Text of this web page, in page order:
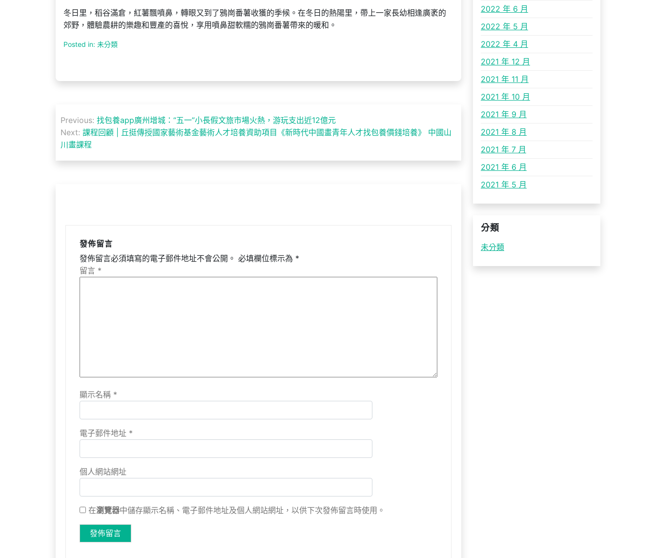
冬日里，稻谷滿倉，紅薯飄噴鼻，轉眼又到了鴉崗番薯收獲的季候。在冬日的熱陽里，帶上一家長幼相逢廣袤的
郊野，體驗農耕的樂趣和豐產的喜悅，享用噴鼻甜軟糯的鴉崗番薯帶來的暖和。
Posted in: 未分類
文
章
導
覽
Previous: 找包養app廣州增城：“五一”小長假文旅市場火熱，游玩支出近12億元
Next: 課程回顧 | 丘挺傳授國家藝術基金藝術人才培養資助項目《新時代中國畫青年人才找包養價錢培養》 中國山
川畫課程
發佈留言
發佈留言必須填寫的電子郵件地址不會公開。 必填欄位標示為 *
留言 *
顯示名稱 *
電子郵件地址 *
個人網站網址
在瀏覽器中儲存顯示名稱、電子郵件地址及個人網站網址，以供下次發佈留言時使用。
2022 年 6 月
2022 年 5 月
2022 年 4 月
2021 年 12 月
2021 年 11 月
2021 年 10 月
2021 年 9 月
2021 年 8 月
2021 年 7 月
2021 年 6 月
2021 年 5 月
分類
未分類